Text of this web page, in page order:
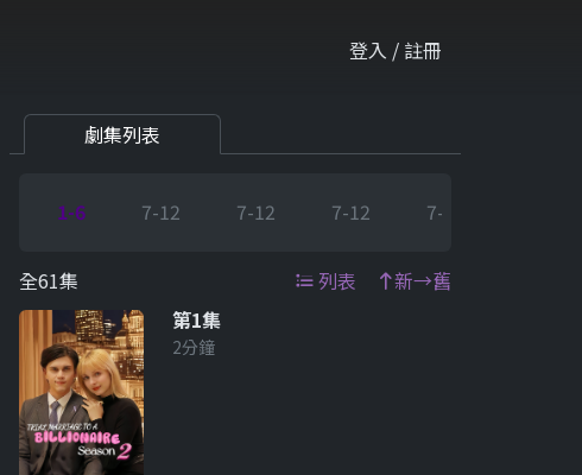
登入 / 註冊
劇集列表
1-6 7-12 7-12 7-12 7-12
全61集 列表
新→舊
第1集
2分鐘